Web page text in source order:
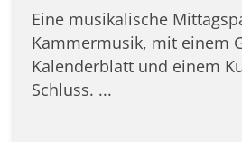
Eine musikalische
Kammermusik, mit einem
Kalenderblatt und einem
Schluss. ...